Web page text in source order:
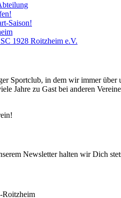
Saison!
1928 Roitzheim e.V.
Sportclub, in dem wir immer über
Jahre zu Gast bei anderen
Newsletter halten wir Dich
Roitzheim